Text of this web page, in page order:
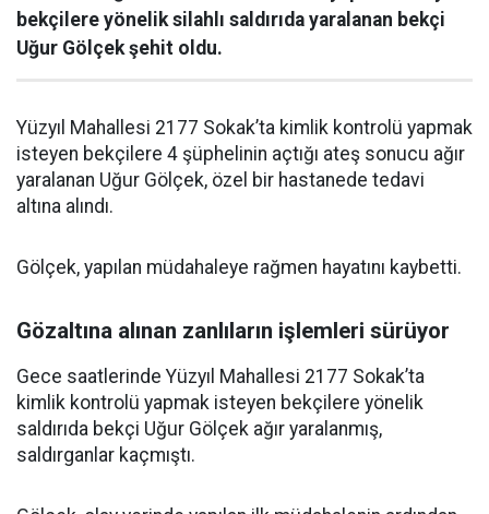
bekçilere yönelik silahlı saldırıda yaralanan bekçi
Uğur Gölçek şehit oldu.
Yüzyıl Mahallesi 2177 Sokak’ta kimlik kontrolü yapmak
isteyen bekçilere 4 şüphelinin açtığı ateş sonucu ağır
yaralanan Uğur Gölçek, özel bir hastanede tedavi
altına alındı.
Gölçek, yapılan müdahaleye rağmen hayatını kaybetti.
Gözaltına alınan zanlıların işlemleri sürüyor
Gece saatlerinde Yüzyıl Mahallesi 2177 Sokak’ta
kimlik kontrolü yapmak isteyen bekçilere yönelik
saldırıda bekçi Uğur Gölçek ağır yaralanmış,
saldırganlar kaçmıştı.